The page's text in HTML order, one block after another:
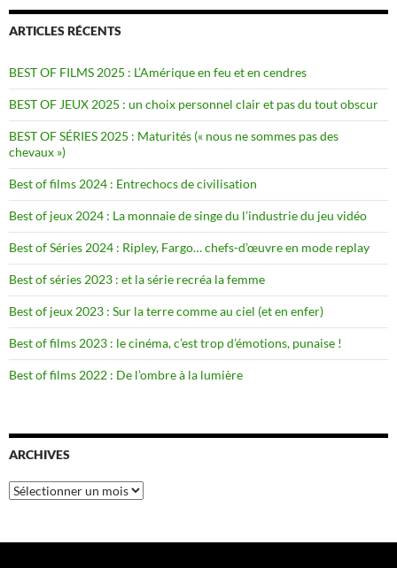
ARTICLES RÉCENTS
BEST OF FILMS 2025 : L’Amérique en feu et en cendres
BEST OF JEUX 2025 : un choix personnel clair et pas du tout obscur
BEST OF SÉRIES 2025 : Maturités (« nous ne sommes pas des
chevaux »)
Best of films 2024 : Entrechocs de civilisation
Best of jeux 2024 : La monnaie de singe du l’industrie du jeu vidéo
Best of Séries 2024 : Ripley, Fargo… chefs-d’œuvre en mode replay
Best of séries 2023 : et la série recréa la femme
Best of jeux 2023 : Sur la terre comme au ciel (et en enfer)
Best of films 2023 : le cinéma, c’est trop d’émotions, punaise !
Best of films 2022 : De l’ombre à la lumière
ARCHIVES
Archives